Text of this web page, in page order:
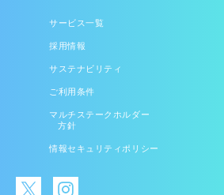
サービス一覧
採用情報
サステナビリティ
ご利用条件
マルチステークホルダー
方針
情報セキュリティポリシー